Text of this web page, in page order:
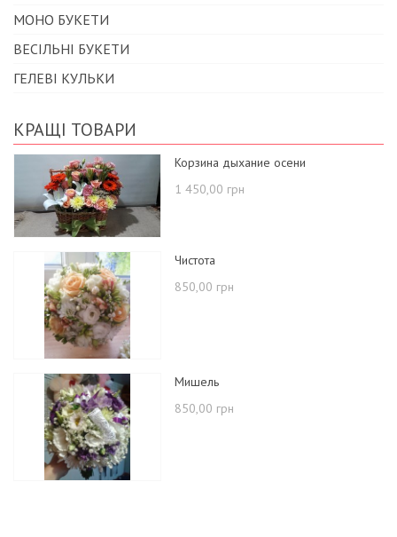
МОНО БУКЕТИ
ВЕСІЛЬНІ БУКЕТИ
ГЕЛЕВІ КУЛЬКИ
КРАЩІ ТОВАРИ
Корзина дыхание осени
1 450,00 грн
Чистота
850,00 грн
Мишель
850,00 грн